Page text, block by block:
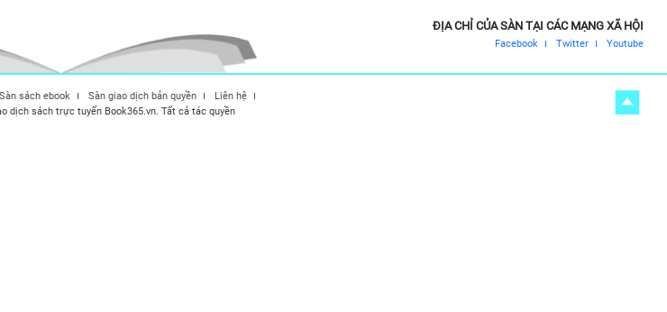
ĐỊA CHỈ CỦA SÀN TẠI CÁC MẠNG XÃ HỘI
Facebook Twitter Youtube
Sàn sách ebook Sàn giao dịch bản quyền
Liên hệ
dịch sách trực tuyến Book365.vn. Tất cả tác quyền